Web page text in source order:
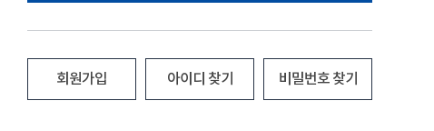
회원가입 아이디 찾기 비밀번호 찾기